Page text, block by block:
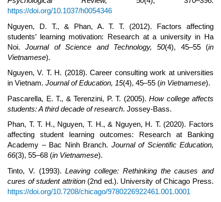
https://doi.org/10.1037/h0054346
Nguyen, D. T., & Phan, A. T. T. (2012). Factors affecting
students’ learning motivation: Research at a university in Ha
Noi.Journal of Science and Technology, 50(4), 45–55 (in
Vietnamese).
Nguyen, V. T. H. (2018). Career consulting work at universities
in Vietnam. Journal of Education, 15(4), 45–55 (in Vietnamese).
Pascarella, E. T., & Terenzini, P. T. (2005). How college affects
students: A third decade of research. Jossey-Bass.
Phan, T. T. H., Nguyen, T. H., & Nguyen, H. T. (2020). Factors
affecting student learning outcomes: Research at Banking
Academy – Bac Ninh Branch. Journal of Scientific Education,
66(3), 55–68 (in Vietnamese).
Tinto, V. (1993).Leaving college: Rethinking the causes and
cures of student attrition(2nd ed.). University of Chicago Press.
https://doi.org/10.7208/chicago/9780226922461.001.0001